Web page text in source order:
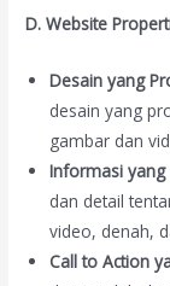
D. Website
Desain yang
desain yang
gambar dan
Informasi yang
dan detail
video, denah,
Call to Action